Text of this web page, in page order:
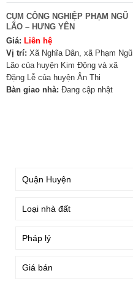
CỤM CÔNG NGHIỆP PHẠM NGŨ
LÃO – HƯNG YÊN
Giá: Liên hệ
Vị trí: Xã Nghĩa Dân, xã Phạm Ngũ
Lão của huyện Kim Động và xã
Đặng Lễ của huyện Ân Thi
Bàn giao nhà: Đang cập nhật